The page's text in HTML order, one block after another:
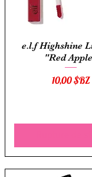
Aperçu
e.l.f Highshine
"Red
Prix
10,00 $BZ